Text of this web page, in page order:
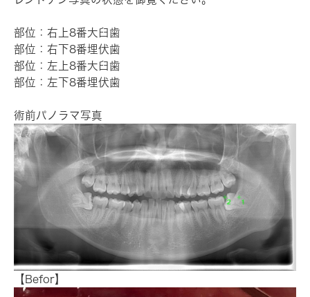
部位：右上8番大臼歯
部位：右下8番埋伏歯
部位：左上8番大臼歯
部位：左下8番埋伏歯
術前パノラマ写真
【Befor】